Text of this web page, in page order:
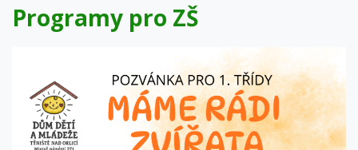
Programy pro ZŠ